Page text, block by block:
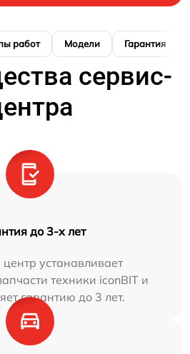
работ Модели Гарантия
сервис-
до 3-х лет
устанавливает
техники iconBIT и
гарантию до 3 лет.